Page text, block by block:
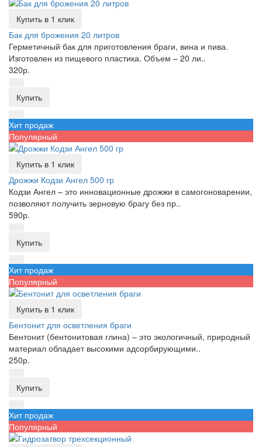
Купить в 1 клик
Бак для брожения 20 литров
Герметичный бак для приготовления браги, вина и пива.
Изготовлен из пищевого пластика. Объем – 20 ли..
320р.
Купить
Хит продаж
Популярный
Купить в 1 клик
Дрожжи Кодзи Ангел 500 гр
Кодзи Ангел – это инновационные дрожжи в самогоноварении,
позволяют получить зерновую брагу без пр..
590р.
Купить
Хит продаж
Популярный
Купить в 1 клик
Бентонит для осветления браги
Бентонит (бентонитовая глина) – это экологичный, природный
материал обладает высокими адсорбирующими..
250р.
Купить
Хит продаж
Популярный